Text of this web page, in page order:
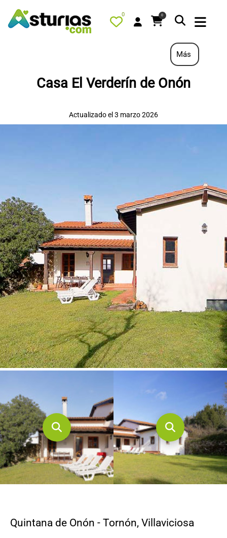
0 0
QUÉ HACER
AGENDA
OFERTAS
CONTACTO
Más
Casa El Verderín de Onón
Actualizado el 3 marzo 2026
Quintana de Onón - Tornón, Villaviciosa